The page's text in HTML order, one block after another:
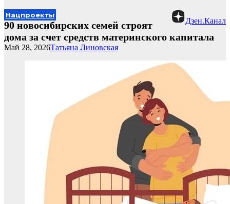
Нацпроекты
Дзен.Канал
90 новосибирских семей строят
дома за счет средств материнского капитала
Татьяна Линовская
Май 28, 2026